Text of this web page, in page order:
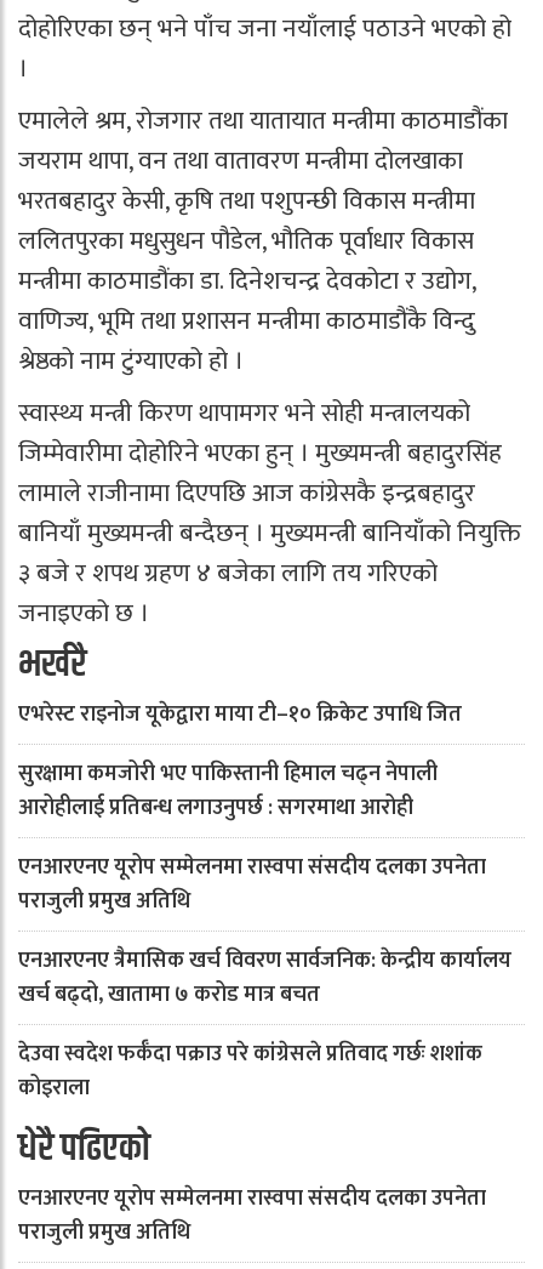
दोहोरिएका छन् भने पाँच जना नयाँलाई पठाउने भएको हो
।
एमालेले श्रम, रोजगार तथा यातायात मन्त्रीमा काठमाडौंका
जयराम थापा, वन तथा वातावरण मन्त्रीमा दोलखाका
भरतबहादुर केसी, कृषि तथा पशुपन्छी विकास मन्त्रीमा
ललितपुरका मधुसुधन पौडेल, भौतिक पूर्वाधार विकास
मन्त्रीमा काठमाडौंका डा. दिनेशचन्द्र देवकोटा र उद्योग,
वाणिज्य, भूमि तथा प्रशासन मन्त्रीमा काठमाडौंकै ‍विन्दु
श्रेष्ठको नाम टुंग्याएको हो ।
स्वास्थ्य मन्त्री किरण थापामगर भने सोही मन्त्रालयको
जिम्मेवारीमा दोहोरिने भएका हुन् । मुख्यमन्त्री बहादुरसिंह
लामाले राजीनामा दिएपछि आज कांग्रेसकै इन्द्रबहादुर
बानियाँ मुख्यमन्त्री बन्दैछन् । मुख्यमन्त्री बानियाँको नियुक्ति
३ बजे र शपथ ग्रहण ४ बजेका लागि तय गरिएको
जनाइएको छ ।
भर्खरै
एभरेस्ट राइनोज यूकेद्वारा माया टी–१० क्रिकेट उपाधि जित
सुरक्षामा कमजोरी भए पाकिस्तानी हिमाल चढ्न नेपाली
आरोहीलाई प्रतिबन्ध लगाउनुपर्छ : सगरमाथा आरोही
एनआरएनए यूरोप सम्मेलनमा रास्वपा संसदीय दलका उपनेता
पराजुली प्रमुख अतिथि
एनआरएनए त्रैमासिक खर्च विवरण सार्वजनिक: केन्द्रीय कार्यालय
खर्च बढ्दो, खातामा ७ करोड मात्र बचत
देउवा स्वदेश फर्कँदा पक्राउ परे कांग्रेसले प्रतिवाद गर्छः शशांक
कोइराला
धेरै पढिएको
एनआरएनए यूरोप सम्मेलनमा रास्वपा संसदीय दलका उपनेता
पराजुली प्रमुख अतिथि